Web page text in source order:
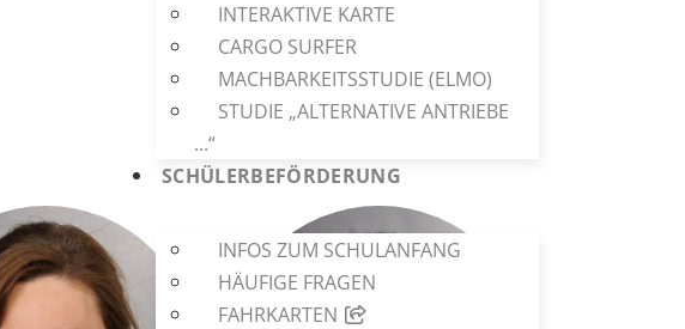
INTERAKTIVE KARTE
CARGO SURFER
MACHBARKEITSSTUDIE (ELMO)
STUDIE „ALTERNATIVE ANTRIEBE
...“
SCHÜLERBEFÖRDERUNG
INFOS ZUM SCHULANFANG
HÄUFIGE FRAGEN
FAHRKARTEN